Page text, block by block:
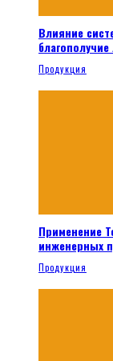
Влияние
Продукция
Применение
инженерных
Продукция